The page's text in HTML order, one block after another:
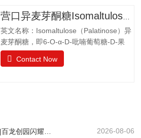
小，效果显著，不会破坏原有食品的风
味。添加在焙烤食品中，可保持水分，…
用于功能食品、营养保健食品、冷饮食品
以及低热值食品和运动型饮料配方中。结
晶果糖质量标准GBT20882.3项目要求外观
白色晶体或结晶性粉末气味具有产品特有
的气味果糖（占干基比）/% ≥99.0干燥失
重/%≤0.5pH值4.0~7.05-羟甲基糠醛（以吸
英文名称：Isomaltulose（Palatinose）异
麦芽酮糖，即6-O-α-D-吡喃葡萄糖-D-果
糖，是一种结晶状的还原性二糖，由葡萄
糖与果糖以α-1,6糖苷键结合而成。分子式
能力很强。热稳定比蔗糖略差，不被大多
Contact Now
跨越山海，聚力南美！|百龙创园闪耀巴西 FiSA 南美食品配料展，深耕健康配料市场 2026-08-06